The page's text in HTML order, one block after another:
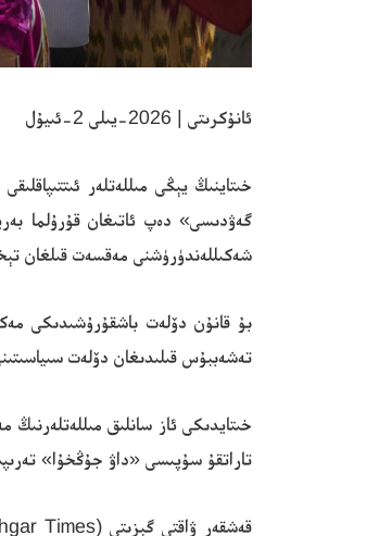
ئانۇكرىتى | 2026-يىلى 2-ئىيۇل
گەۋدىسى» دەپ ئاتىغان قۇرۇلما
شەكىللەندۈرۈشنى مەقسەت قىلغان
بۇ قانۇن دۆلەت باشقۇرۇشىدىكى
تەشەببۇس قىلىدىغان دۆلەت
خىتايدىكى ئاز سانلىق مىللەتلەرنىڭ
تاراتقۇ سۇپىسى «داۋ جۇڭخۇا»